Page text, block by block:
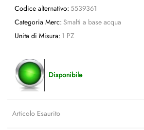
Codice alternativo: 5539361
Categoria Merc: Smalti a base acqua
Unita di Misura: 1 PZ
Disponibile
Articolo Esaurito